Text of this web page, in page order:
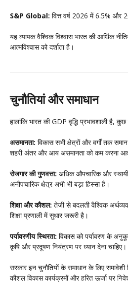
S&P Global: वित्त वर्ष 2026 में 6.5% और
यह व्यापक वैश्विक विश्वास भारत की आर्थिक
आत्मविश्वास को दर्शाता है।
चुनौतियां और समाधान
हालांकि भारत की GDP वृद्धि प्रभावशाली है, कुछ
असमानता: विकास सभी क्षेत्रों और वर्गों तक
शहरी अंतर और आय असमानता को कम करना
रोजगार की गुणवत्ता: अधिक औपचारिक और
अनौपचारिक क्षेत्र अभी भी बड़ा हिस्सा है।
शिक्षा और कौशल: तेजी से बदलती वैश्विक
शिक्षा प्रणाली में सुधार जरूरी है।
पर्यावरणीय स्थिरता: विकास को पर्यावरण के
कृषि और प्रदूषण नियंत्रण पर ध्यान देना चाहिए।
सरकार इन चुनौतियों के समाधान के लिए समावेशी
कौशल विकास कार्यक्रमों और हरित ऊर्जा पर